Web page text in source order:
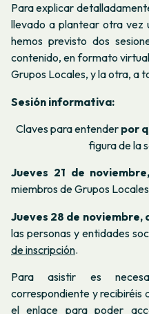
Para explicar
llevado a plantear otra vez
hemos previsto dos
contenido, en formato
Grupos Locales, y la otra, a
Sesión informativa:
Claves para entender por
figura de la
Jueves 21 de
miembros de Grupos
Jueves 28 de noviembre,
las personas y entidades
de inscripción.
Para asistir es
correspondiente y recibiréis
el enlace para poder